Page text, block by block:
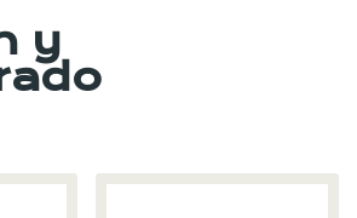
y